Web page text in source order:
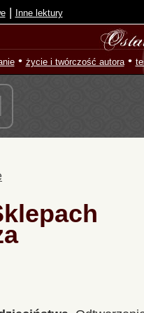
| Inne lektury
• życie i twórczość autora•